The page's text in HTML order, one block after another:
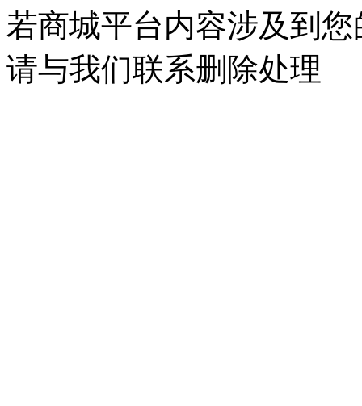
若商城平台内容涉及到
请与我们联系删除处理